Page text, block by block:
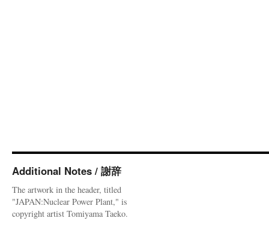
Additional Notes / 謝辞
The artwork in the header, titled
"JAPAN:Nuclear Power Plant," is
copyright artist Tomiyama Taeko.